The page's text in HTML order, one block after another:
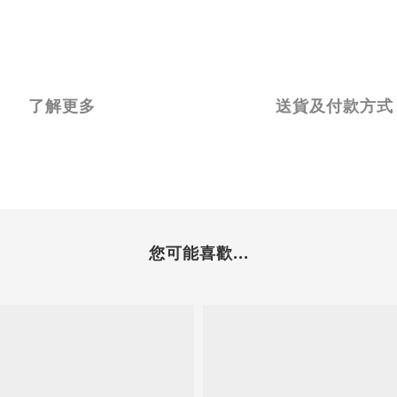
了解更多 送貨及付款方式
您可能喜歡...